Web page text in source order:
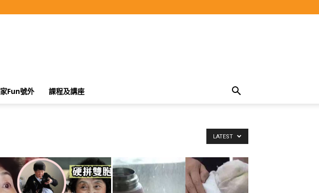
家Fun號外 課程及講座
LATEST